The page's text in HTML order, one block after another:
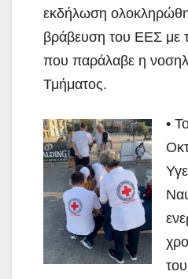
εκδήλωση
βράβευση του ΕΕΣ με
που παράλαβε η
Τμήματος.
•